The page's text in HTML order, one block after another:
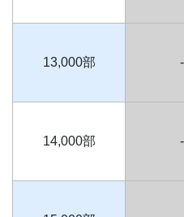
13,000部 -
14,000部 -